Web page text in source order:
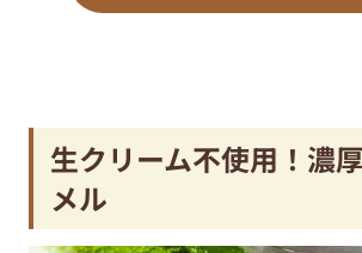
生クリーム不使用！濃
メル